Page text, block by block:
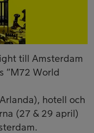
till Amsterdam
”M72 World
hotell och
(27 & 29 april)